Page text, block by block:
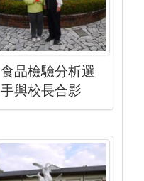
食品檢驗分析選
手與校長合影